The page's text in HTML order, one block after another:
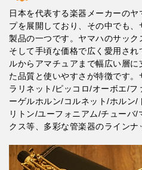
日本を代表する楽器メーカーの
プを展開しており、その中でも
製品の一つです。ヤマハのサック
そして手頃な価格で広く愛用さ
ルからアマチュアまで幅広い層
た品質と使いやすさが特徴です
ラリネット/ピッコロ/オーボエ/フ
ーゲルホルン/コルネット/ホルン
リトン/ユーフォニアム/チューバ
クス等、多彩な管楽器のラインナ